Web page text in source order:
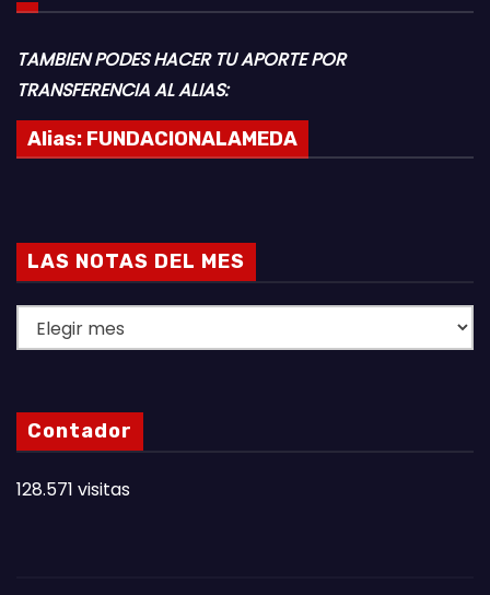
TAMBIEN PODES HACER TU APORTE POR
TRANSFERENCIA AL ALIAS:
Alias: FUNDACIONALAMEDA
LAS NOTAS DEL MES
A
N
O
A
Contador
128.571 visitas